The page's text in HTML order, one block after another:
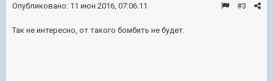
#3
Опубликовано: 11 июн 2016, 07:06:11
Так не интересно, от такого бомбить не будет.